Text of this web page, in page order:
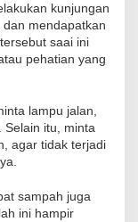
kunjungan
mendapatkan
saai ini
pehatian yang
lampu jalan,
Selain itu, minta
agar tidak terjadi
sampah juga
ini hampir